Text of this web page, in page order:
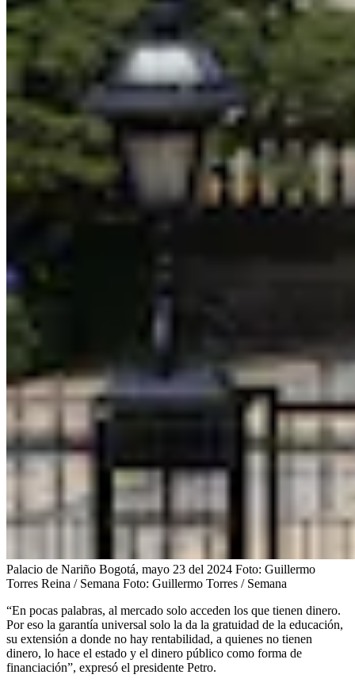
Palacio de Nariño Bogotá, mayo 23 del 2024 Foto: Guillermo
Torres Reina / Semana Foto: Guillermo Torres / Semana
“En pocas palabras, al mercado solo acceden los que tienen dinero.
Por eso la garantía universal solo la da la gratuidad de la educación,
su extensión a donde no hay rentabilidad, a quienes no tienen
dinero, lo hace el estado y el dinero público como forma de
financiación”, expresó el presidente Petro.